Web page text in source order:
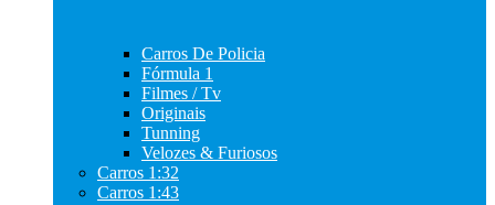
Carros De Policia
Fórmula 1
Filmes / Tv
Originais
Tunning
Velozes & Furiosos
Carros 1:32
Carros 1:43